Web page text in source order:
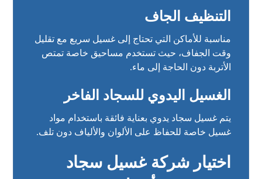
التنظيف الجاف
مناسبة للأماكن التي تحتاج إلى غسيل سريع مع تقليل
وقت الجفاف، حيث تستخدم مساحيق خاصة تمتص
الأتربة دون الحاجة إلى ماء.
الغسيل اليدوي للسجاد الفاخر
يتم غسيل سجاد يدوي بعناية فائقة باستخدام مواد
غسيل خاصة للحفاظ على الألوان والألياف دون تلف.
اختيار شركة غسيل سجاد